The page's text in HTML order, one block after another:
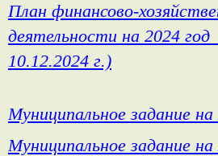
План финансово-
деятельности на 2024
10.12.2024 г.)
Муниципальное задание на
Муниципальное задание на